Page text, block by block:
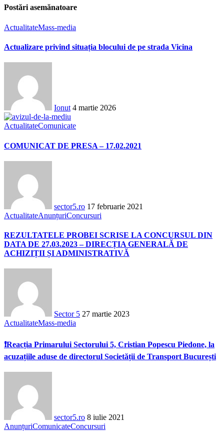
Postări asemănatoare
ActualitateMass-media
Actualizare privind situația blocului de pe strada Vicina
Ionut 4 martie 2026
ActualitateComunicate
COMUNICAT DE PRESA – 17.02.2021
sector5.ro 17 februarie 2021
ActualitateAnunțuriConcursuri
REZULTATELE PROBEI SCRISE LA CONCURSUL DIN
DATA DE 27.03.2023 – DIRECȚIA GENERALĂ DE
ACHIZIȚII ȘI ADMINISTRATIVĂ
Sector 5 27 martie 2023
ActualitateMass-media
❗Reacția Primarului Sectorului 5, Cristian Popescu Piedone, la
acuzațiile aduse de directorul Societății de Transport București
sector5.ro 8 iulie 2021
AnunțuriComunicateConcursuri